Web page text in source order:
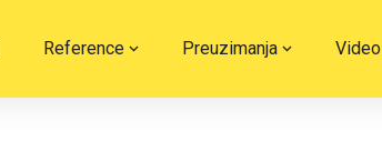
Reference Preuzimanja Video